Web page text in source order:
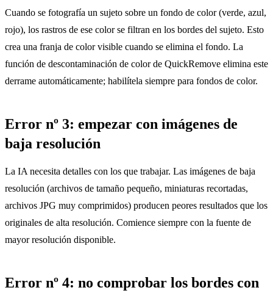
Cuando se fotografía un sujeto sobre un fondo de color (verde, azul,
rojo), los rastros de ese color se filtran en los bordes del sujeto. Esto
crea una franja de color visible cuando se elimina el fondo. La
función de descontaminación de color de QuickRemove elimina este
derrame automáticamente; habilítela siempre para fondos de color.
Error nº 3: empezar con imágenes de
baja resolución
La IA necesita detalles con los que trabajar. Las imágenes de baja
resolución (archivos de tamaño pequeño, miniaturas recortadas,
archivos JPG muy comprimidos) producen peores resultados que los
originales de alta resolución. Comience siempre con la fuente de
mayor resolución disponible.
Error nº 4: no comprobar los bordes con